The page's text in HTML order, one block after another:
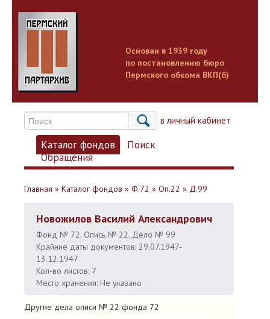
Основан в 1939 году
по постановлению бюро
Пермского обкома ВКП(б)
Вход в личный кабинет
Каталог фондов
Поиск
Обращения
Главная » Каталог фондов » Ф.72 » Оп.22 » Д.99
Новожилов Василий Александрович
Фонд № 72. Опись № 22. Дело № 99
Крайние даты документов: 29.07.1947-
13.12.1947
Кол-во листов: 7
Место хранения: Не указано
Другие дела описи № 22 фонда 72